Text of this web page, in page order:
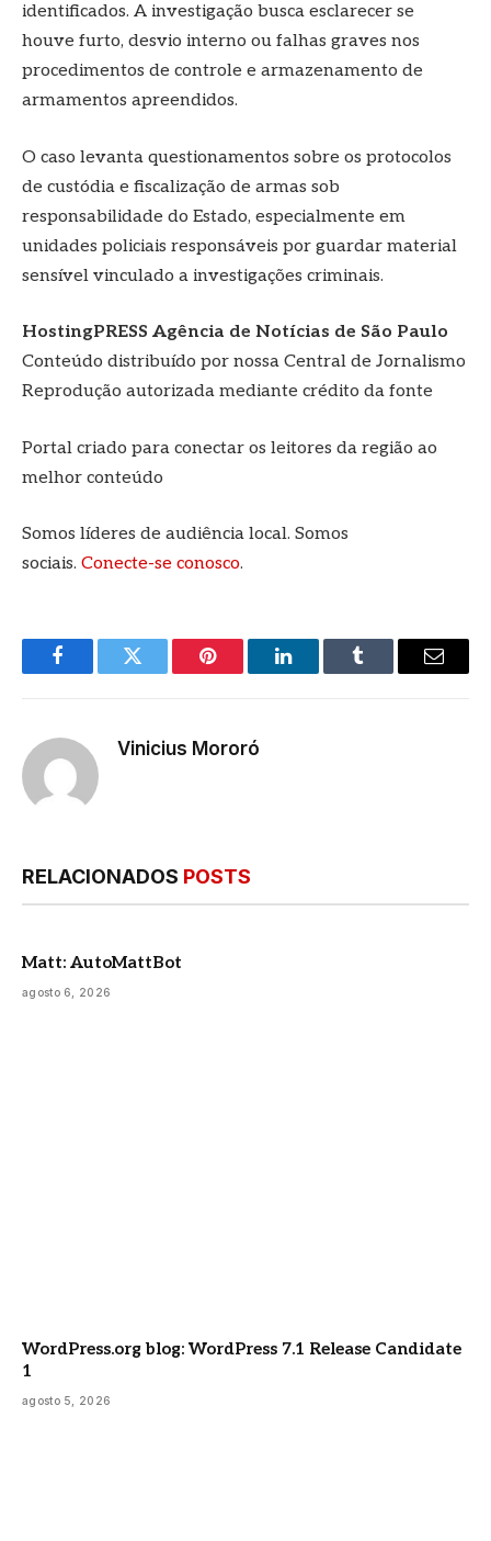
identificados. A investigação busca esclarecer se
houve furto, desvio interno ou falhas graves nos
procedimentos de controle e armazenamento de
armamentos apreendidos.
O caso levanta questionamentos sobre os protocolos
de custódia e fiscalização de armas sob
responsabilidade do Estado, especialmente em
unidades policiais responsáveis por guardar material
sensível vinculado a investigações criminais.
HostingPRESS Agência de Notícias de São Paulo
Conteúdo distribuído por nossa Central de Jornalismo
Reprodução autorizada mediante crédito da fonte
Portal criado para conectar os leitores da região ao
melhor conteúdo
Somos líderes de audiência local. Somos
sociais. Conecte-se conosco.
FacebookTwitter Pinterest LinkedInTumblr
E-
Vinicius Mororó
RELACIONADOS POSTS
Matt: AutoMattBot
agosto 6, 2026
WordPress.org blog: WordPress 7.1 Release Candidate
1
agosto 5, 2026